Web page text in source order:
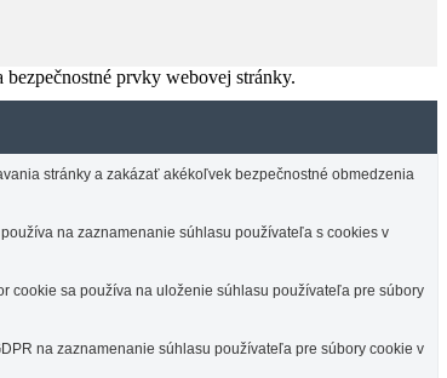
prvky webovej stránky.
stránky a zakázať akékoľvek bezpečnostné obmedzenia
na zaznamenanie súhlasu používateľa s cookies v
cookie sa používa na uloženie súhlasu používateľa pre súbory
na zaznamenanie súhlasu používateľa pre súbory cookie v